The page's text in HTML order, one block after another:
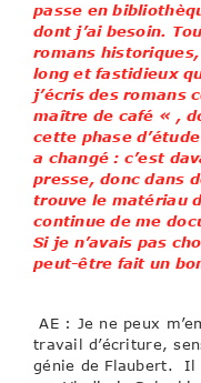
passe en
dont j’ai besoin.
romans
long et fastidieux
j’écris des romans
maître de café « ,
cette phase
a changé : c’est
presse, donc dans
trouve le matériau
continue de me
Si je n’avais pas
peut-être fait un
AE : Je ne peux
travail d’écriture,
génie de Flaubert. Il